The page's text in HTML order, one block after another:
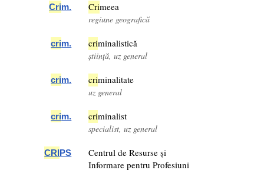
Crim. Crimeea
regiune geografică
crim. criminalistică
știință, uz general
crim. criminalitate
uz general
crim. criminalist
specialist, uz general
CRIPS
Centrul de Resurse și
Informare pentru Profesiuni